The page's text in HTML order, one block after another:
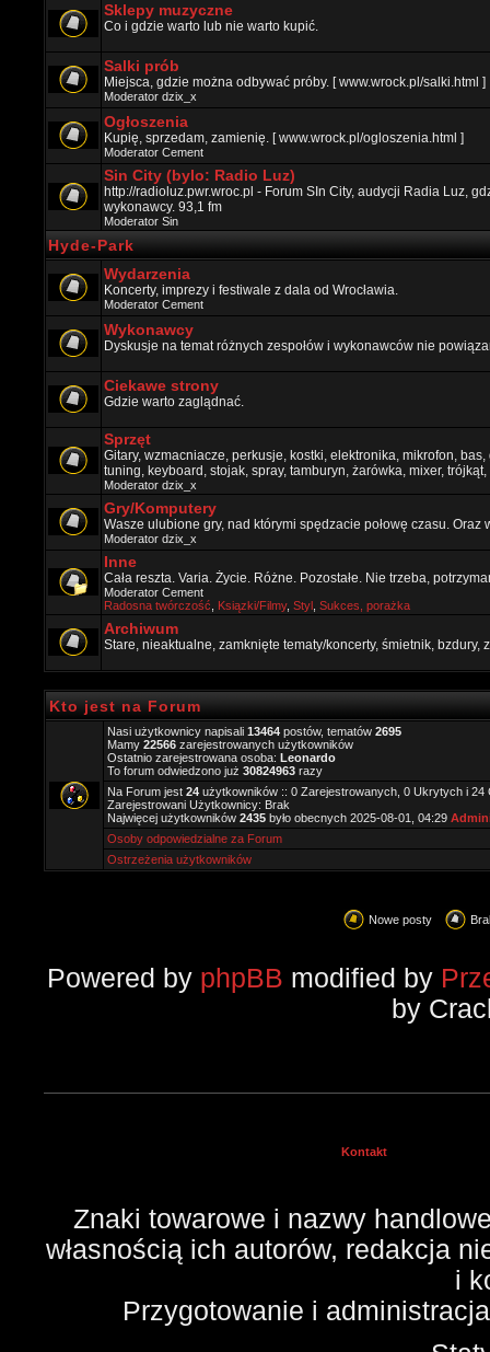
Sklepy muzyczne
Co i gdzie warto lub nie warto kupić.
Salki prób
Miejsca, gdzie można odbywać próby. [ www.wrock.pl/salki.html ]
Moderator dzix_x
Ogłoszenia
Kupię, sprzedam, zamienię. [ www.wrock.pl/ogloszenia.html ]
Moderator Cement
Sin City (bylo: Radio Luz)
http://radioluz.pwr.wroc.pl - Forum SIn City, audycji Radia Luz,
wykonawcy. 93,1 fm
Moderator Sin
Hyde-Park
Wydarzenia
Koncerty, imprezy i festiwale z dala od Wrocławia.
Moderator Cement
Wykonawcy
Dyskusje na temat różnych zespołów i wykonawców nie
Ciekawe strony
Gdzie warto zaglądnać.
Sprzęt
Gitary, wzmacniacze, perkusje, kostki, elektronika, mikrofon,
tuning, keyboard, stojak, spray, tamburyn, żarówka, mixer, trójkąt,
Moderator dzix_x
Gry/Komputery
Wasze ulubione gry, nad którymi spędzacie połowę czasu.
Moderator dzix_x
Inne
Cała reszta. Varia. Życie. Różne. Pozostałe. Nie trzeba,
Moderator Cement
Radosna twórczość
Ksiązki/Filmy, Styl Sukces, porażka
Archiwum
Stare, nieaktualne, zamknięte tematy/koncerty, śmietnik, bzdury,
Kto jest na Forum
Nasi użytkownicy napisali 13464 postów, tematów 2695
Mamy 22566 zarejestrowanych użytkowników
Ostatnio zarejestrowana osoba: Leonardo
To forum odwiedzono już 30824963 razy
Na Forum jest 24 użytkowników :: 0 Zarejestrowanych, 0 Ukrytych i 24
Zarejestrowani Użytkownicy: Brak
Najwięcej użytkowników 2435 było obecnych 2025-08-01, 04:29
Osoby odpowiedzialne za Forum
Ostrzeżenia użytkowników
Nowe posty
Powered by phpBB modified by
by
Kontakt
Znaki towarowe i nazwy
własnością ich autorów, redakcja
i
Przygotowanie i